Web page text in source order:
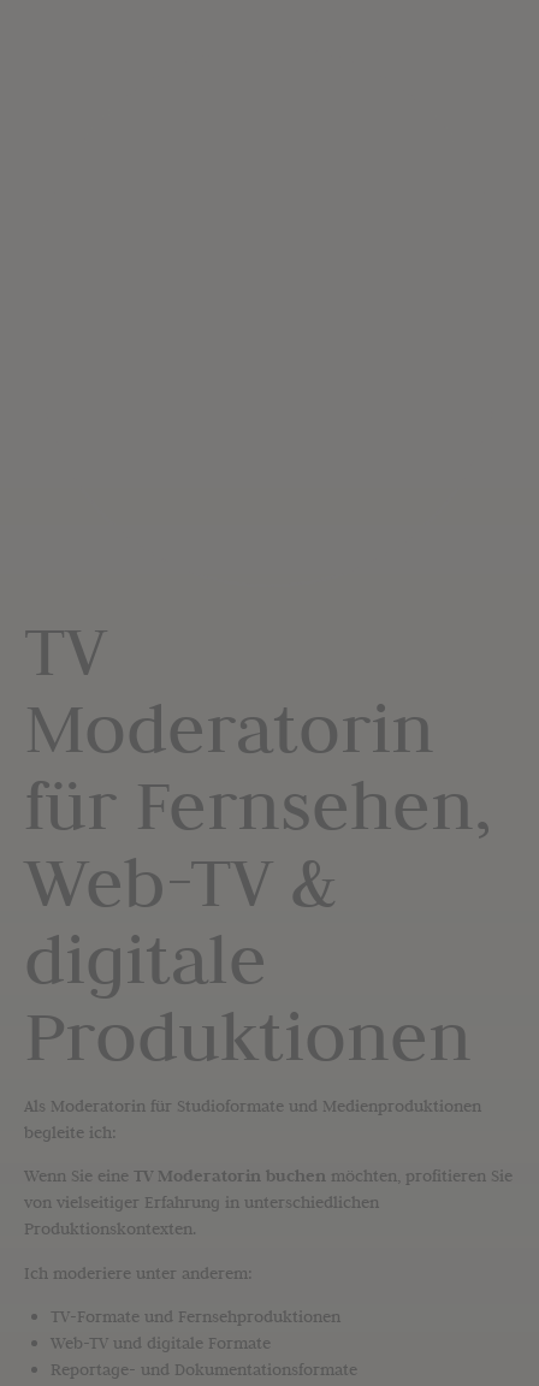
TV
Moderatorin
für Fernsehen,
Web-TV &
digitale
Produktionen
Als Moderatorin für Studioformate und Medienproduktionen
begleite ich:
Wenn Sie eine TV Moderatorin buchen möchten, profitieren Sie
von vielseitiger Erfahrung in unterschiedlichen
Produktionskontexten.
Ich moderiere unter anderem:
TV-Formate und Fernsehproduktionen
Web-TV und digitale Formate
Reportage- und Dokumentationsformate